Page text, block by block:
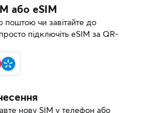
або eSIM
чи завітайте до
підключіть eSIM за QR-
нову SIM у телефон або